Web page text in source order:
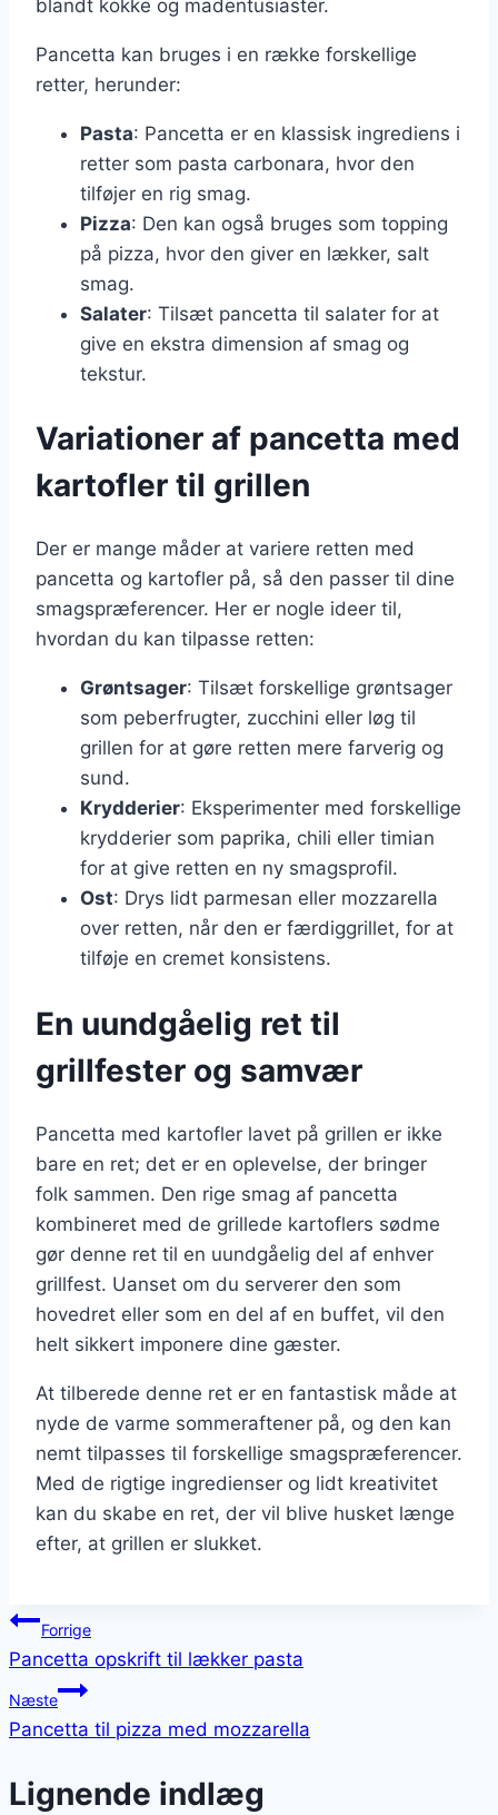
blandt kokke og madentusiaster.
Pancetta kan bruges i en række forskellige
retter, herunder:
Pasta: Pancetta er en klassisk ingrediens i
retter som pasta carbonara, hvor den
tilføjer en rig smag.
Pizza: Den kan også bruges som topping
på pizza, hvor den giver en lækker, salt
smag.
Salater: Tilsæt pancetta til salater for at
give en ekstra dimension af smag og
tekstur.
Variationer af pancetta med
kartofler til grillen
Der er mange måder at variere retten med
pancetta og kartofler på, så den passer til dine
smagspræferencer. Her er nogle ideer til,
hvordan du kan tilpasse retten:
Grøntsager: Tilsæt forskellige grøntsager
som peberfrugter, zucchini eller løg til
grillen for at gøre retten mere farverig og
sund.
Krydderier: Eksperimenter med forskellige
krydderier som paprika, chili eller timian
for at give retten en ny smagsprofil.
Ost: Drys lidt parmesan eller mozzarella
over retten, når den er færdiggrillet, for at
tilføje en cremet konsistens.
En uundgåelig ret til
grillfester og samvær
Pancetta med kartofler lavet på grillen er ikke
bare en ret; det er en oplevelse, der bringer
folk sammen. Den rige smag af pancetta
kombineret med de grillede kartoflers sødme
gør denne ret til en uundgåelig del af enhver
grillfest. Uanset om du serverer den som
hovedret eller som en del af en buffet, vil den
helt sikkert imponere dine gæster.
At tilberede denne ret er en fantastisk måde at
nyde de varme sommeraftener på, og den kan
nemt tilpasses til forskellige smagspræferencer.
Med de rigtige ingredienser og lidt kreativitet
kan du skabe en ret, der vil blive husket længe
efter, at grillen er slukket.
Indlægsnavigation
Forrige
Pancetta opskrift til lækker pasta
Næste
Pancetta til pizza med mozzarella
Lignende indlæg